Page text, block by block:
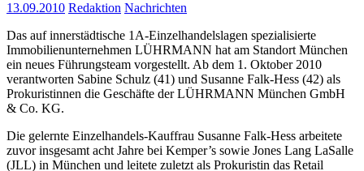
13.09.2010 Redaktion Nachrichten
Das auf innerstädtische 1A-Einzelhandelslagen spezialisierte
Immobilienunternehmen LÜHRMANN hat am Standort München
ein neues Führungsteam vorgestellt. Ab dem 1. Oktober 2010
verantworten Sabine Schulz (41) und Susanne Falk-Hess (42) als
Prokuristinnen die Geschäfte der LÜHRMANN München GmbH
& Co. KG.
Die gelernte Einzelhandels-Kauffrau Susanne Falk-Hess arbeitete
zuvor insgesamt acht Jahre bei Kemper’s sowie Jones Lang LaSalle
(JLL) in München und leitete zuletzt als Prokuristin das Retail